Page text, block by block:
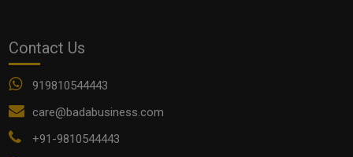
कैसे Networking Skills हर Entrepreneur के लिए गेम-चेंजर बन
सकती हैं?
Contact Us
919810544443
care@badabusiness.com
+91-9810544443